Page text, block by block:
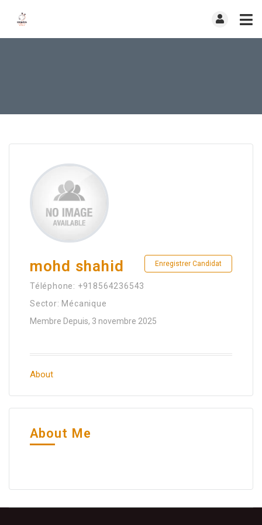
Enregistrer Candidat
mohd shahid
Téléphone: +918564236543
Sector: Mécanique
Membre Depuis, 3 novembre 2025
About
About Me